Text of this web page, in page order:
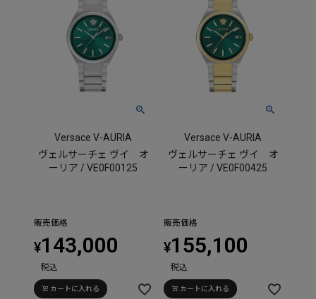
Versace V-AURIA
ヴェルサーチェ ヴイ オ
ーリア / VE0F00125
販売価格
¥143,000
税込
カートに入れる
Versace V-AURIA
ヴェルサーチェ ヴイ オ
ーリア / VE0F00425
販売価格
¥155,100
税込
カートに入れる